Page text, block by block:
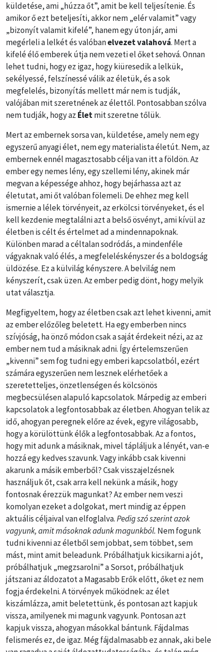
küldetése, ami „húzza őt”, amit be kell teljesítenie. És
amikor ő ezt beteljesíti, akkor nem „elér valamit” vagy
„bizonyít valamit kifelé”, hanem egy úton jár, ami
megérleli a lelkét és valóbanelvezet valahová. Mert a
kifelé élő emberek útja nem vezeti el őket sehová. Onnan
lehet tudni, hogy ez igaz, hogy kiüresedik a lelkük,
sekélyessé, felszínessé válik az életük, és a sok
megfelelés, bizonyítás mellett már nem is tudják,
valójában mit szeretnének az élettől. Pontosabban szólva
nem tudják, hogy az Életmit szeretne tőlük.
Mert az embernek sorsa van, küldetése, amely nem egy
egyszerű anyagi élet, nem egy materialista életút. Nem, az
embernek ennél magasztosabb célja van itt a földön. Az
ember egy nemes lény, egy szellemi lény, akinek már
megvan a képessége ahhoz, hogy bejárhassa azt az
életutat, ami őt valóban fölemeli. De ehhez meg kell
ismernie a lélek törvényeit, az erkölcsi törvényeket, és el
kell kezdenie megtalálni azt a belső ösvényt, ami kívül az
életben is célt és értelmet ad a mindennapoknak.
Különben marad a céltalan sodródás, a mindenféle
vágyaknak való élés, a megfeleléskényszer és a boldogság
üldözése. Ez a külvilág kényszere. A belvilág nem
kényszerít, csak üzen. Az ember pedig dönt, hogy melyik
utat választja.
Megfigyeltem, hogy az életben csak azt lehet kivenni, amit
az ember előzőleg beletett. Ha egy emberben nincs
szívjóság, ha önző módon csak a saját érdekeit nézi, az az
ember nem tud a másiknak adni. Így értelemszerűen
„kivenni” sem fog tudni egy emberi kapcsolatból, ezért
számára egyszerűen nem lesznek elérhetőek a
szeretetteljes, önzetlenségen és kölcsönös
megbecsülésen alapuló kapcsolatok. Márpedig az emberi
kapcsolatok a legfontosabbak az életben. Ahogyan telik az
idő, ahogyan peregnek előre az évek, egyre világosabb,
hogy a körülöttünk élők a legfontosabbak. Az a fontos,
hogy mit adunk a másiknak, mivel tápláljuk a lényét, van-e
hozzá egy kedves szavunk. Vagy inkább csak kivenni
akarunk a másik emberből? Csak visszajelzésnek
használjuk őt, csak arra kell nekünk a másik, hogy
fontosnak érezzük magunkat? Az ember nem veszi
komolyan ezeket a dolgokat, mert mindig az éppen
aktuális céljaival van elfoglalva.Pedig szó szerint azok
vagyunk, amit másoknak adunk magunkból. Nem fogunk
tudni kivenni az életből sem jobbat, sem többet, sem
mást, mint amit beleadunk. Próbálhatjuk kicsikarni a jót,
próbálhatjuk „megzsarolni” a Sorsot, próbálhatjuk
játszani az áldozatot a Magasabb Erők előtt, őket ez nem
fogja érdekelni. A törvények működnek: az élet
kiszámlázza, amit beletettünk, és pontosan azt kapjuk
vissza, amilyenek mi magunk vagyunk. Pontosan azt
kapjuk vissza, ahogyan másokkal bántunk. Fájdalmas
felismerés ez, de igaz. Még fájdalmasabb ez annak, aki bele